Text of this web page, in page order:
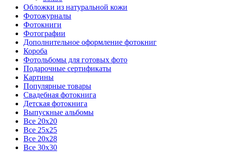
Обложки из натуральной кожи
Фотожурналы
Фотокниги
Фотографии
Дополнительное оформление фотокниг
Короба
Фотольбомы для готовых фото
Подарочные сертификаты
Картины
Популярные товары
Свадебная фотокнига
Детская фотокнига
Выпускные альбомы
Все 20х20
Все 25х25
Все 20х28
Все 30х30